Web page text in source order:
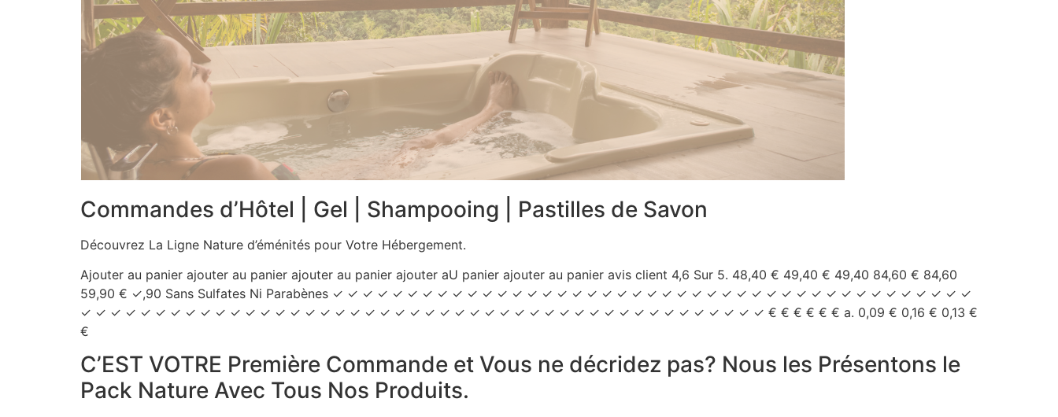
Commandes d’Hôtel | Gel | Shampooing | Pastilles de Savon
Découvrez La Ligne Nature d’éménités pour Votre Hébergement.
Ajouter au panier ajouter au panier ajouter au panier ajouter aU panier ajouter au panier avis client 4,6 Sur 5. 48,40 € 49,40 € 49,40 84,60 € 84,60
59,90 € ✓,90 Sans Sulfates Ni Parabènes ✓ ✓ ✓ ✓ ✓ ✓ ✓ ✓ ✓ ✓ ✓ ✓ ✓ ✓ ✓ ✓ ✓ ✓ ✓ ✓ ✓ ✓ ✓ ✓ ✓ ✓ ✓ ✓ ✓ ✓ ✓ ✓ ✓ ✓ ✓ ✓ ✓ ✓ ✓ ✓ ✓ ✓ ✓
✓ ✓ ✓ ✓ ✓ ✓ ✓ ✓ ✓ ✓ ✓ ✓ ✓ ✓ ✓ ✓ ✓ ✓ ✓ ✓ ✓ ✓ ✓ ✓ ✓ ✓ ✓ ✓ ✓ ✓ ✓ ✓ ✓ ✓ ✓ ✓ ✓ ✓ ✓ ✓ ✓ ✓ ✓ ✓ ✓ ✓ € € € € € € a. 0,09 € 0,16 € 0,13 €
€
C’EST VOTRE Première Commande et Vous ne décridez pas? Nous les Présentons le
Pack Nature Avec Tous Nos Produits.